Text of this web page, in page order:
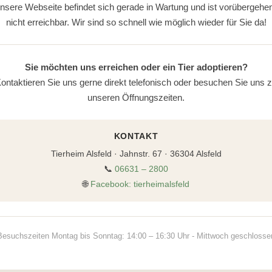
Webseite befindet sich gerade in Wartung und ist
nicht erreichbar. Wir sind so schnell wie möglich wieder für Sie da!
Sie möchten uns erreichen oder ein Tier adoptieren?
Sie uns gerne direkt telefonisch oder besuchen Sie uns
unseren Öffnungszeiten.
KONTAKT
Tierheim Alsfeld · Jahnstr. 67 · 36304 Alsfeld
📞 06631 – 2800
🌐 Facebook: tierheimalsfeld
Montag bis Sonntag: 14:00 – 16:30 Uhr - Mittwoch